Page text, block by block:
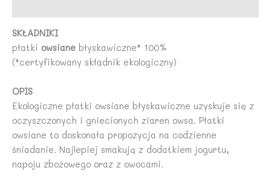
SKŁADNIKI
płatki owsiane błyskawiczne* 100%
(*certyfikowany składnik ekologiczny)
OPIS
Ekologiczne płatki owsiane błyskawiczne uzyskuje się z
oczyszczonych i gniecionych ziaren owsa. Płatki
owsiane to doskonała propozycja na codzienne
śniadanie. Najlepiej smakują z dodatkiem jogurtu,
napoju zbożowego oraz z owocami.